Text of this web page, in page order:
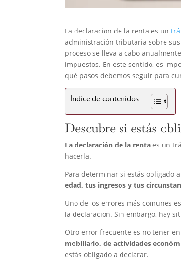
La declaración de la renta es un
administración tributaria sobre sus
proceso se lleva a cabo
impuestos. En este sentido, es
qué pasos debemos seguir para
Índice de contenidos
Descubre si estás
La declaración de la renta es un
hacerla.
Para determinar si estás obligado
edad, tus ingresos y tus
Uno de los errores más comunes
la declaración. Sin embargo, hay
Otro error frecuente es no tener
mobiliario, de actividades
estás obligado a declarar.